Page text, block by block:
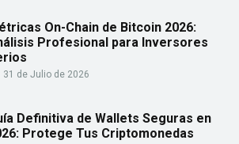
On-Chain de Bitcoin 2026:
Profesional para Inversores
31 de Julio de 2026
Definitiva de Wallets Seguras en
Protege Tus Criptomonedas